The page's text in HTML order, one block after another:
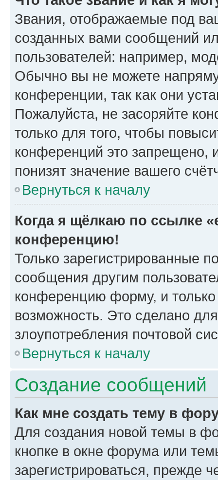
Звания, отображаемые под
созданных вами сообщений
пользователей: например,
Обычно вы не можете
конференции, так как они
Пожалуйста, не засоряйте
только для того, чтобы
конференций это запрещено,
понизят значение вашего
Вернуться к началу
Когда я щёлкаю по ссылке
конференцию!
Только зарегистрированные
сообщения другим
конференцию форму, и
возможность. Это сделано
злоупотребления почтовой
Вернуться к началу
Создание сообщений
Как мне создать тему в
Для создания новой темы в
кнопке в окне форума или
зарегистрироваться, прежде